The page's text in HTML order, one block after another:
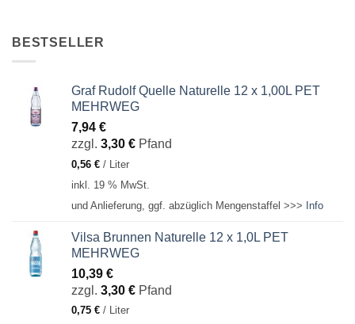
BESTSELLER
Graf Rudolf Quelle Naturelle 12 x 1,00L PET
MEHRWEG
7,94 €
zzgl. 3,30 € Pfand
0,56 € / Liter
inkl. 19 % MwSt.
und Anlieferung, ggf. abzüglich Mengenstaffel >>> Info
Vilsa Brunnen Naturelle 12 x 1,0L PET
MEHRWEG
10,39 €
zzgl. 3,30 € Pfand
0,75 € / Liter